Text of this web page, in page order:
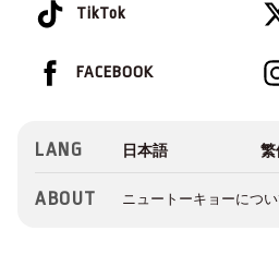
TikTok
FACEBOOK
LANG
ABOUT ニュートーキョーにつ